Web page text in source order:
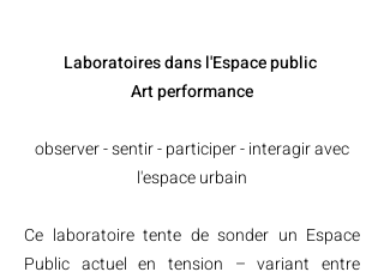
Laboratoiresdans l'Espace public
Art performance
observer - sentir - participer - interagir avec
l'espace urbain
Ce laboratoire tente de sonder un Espace
Public actuel en tension – variant entre